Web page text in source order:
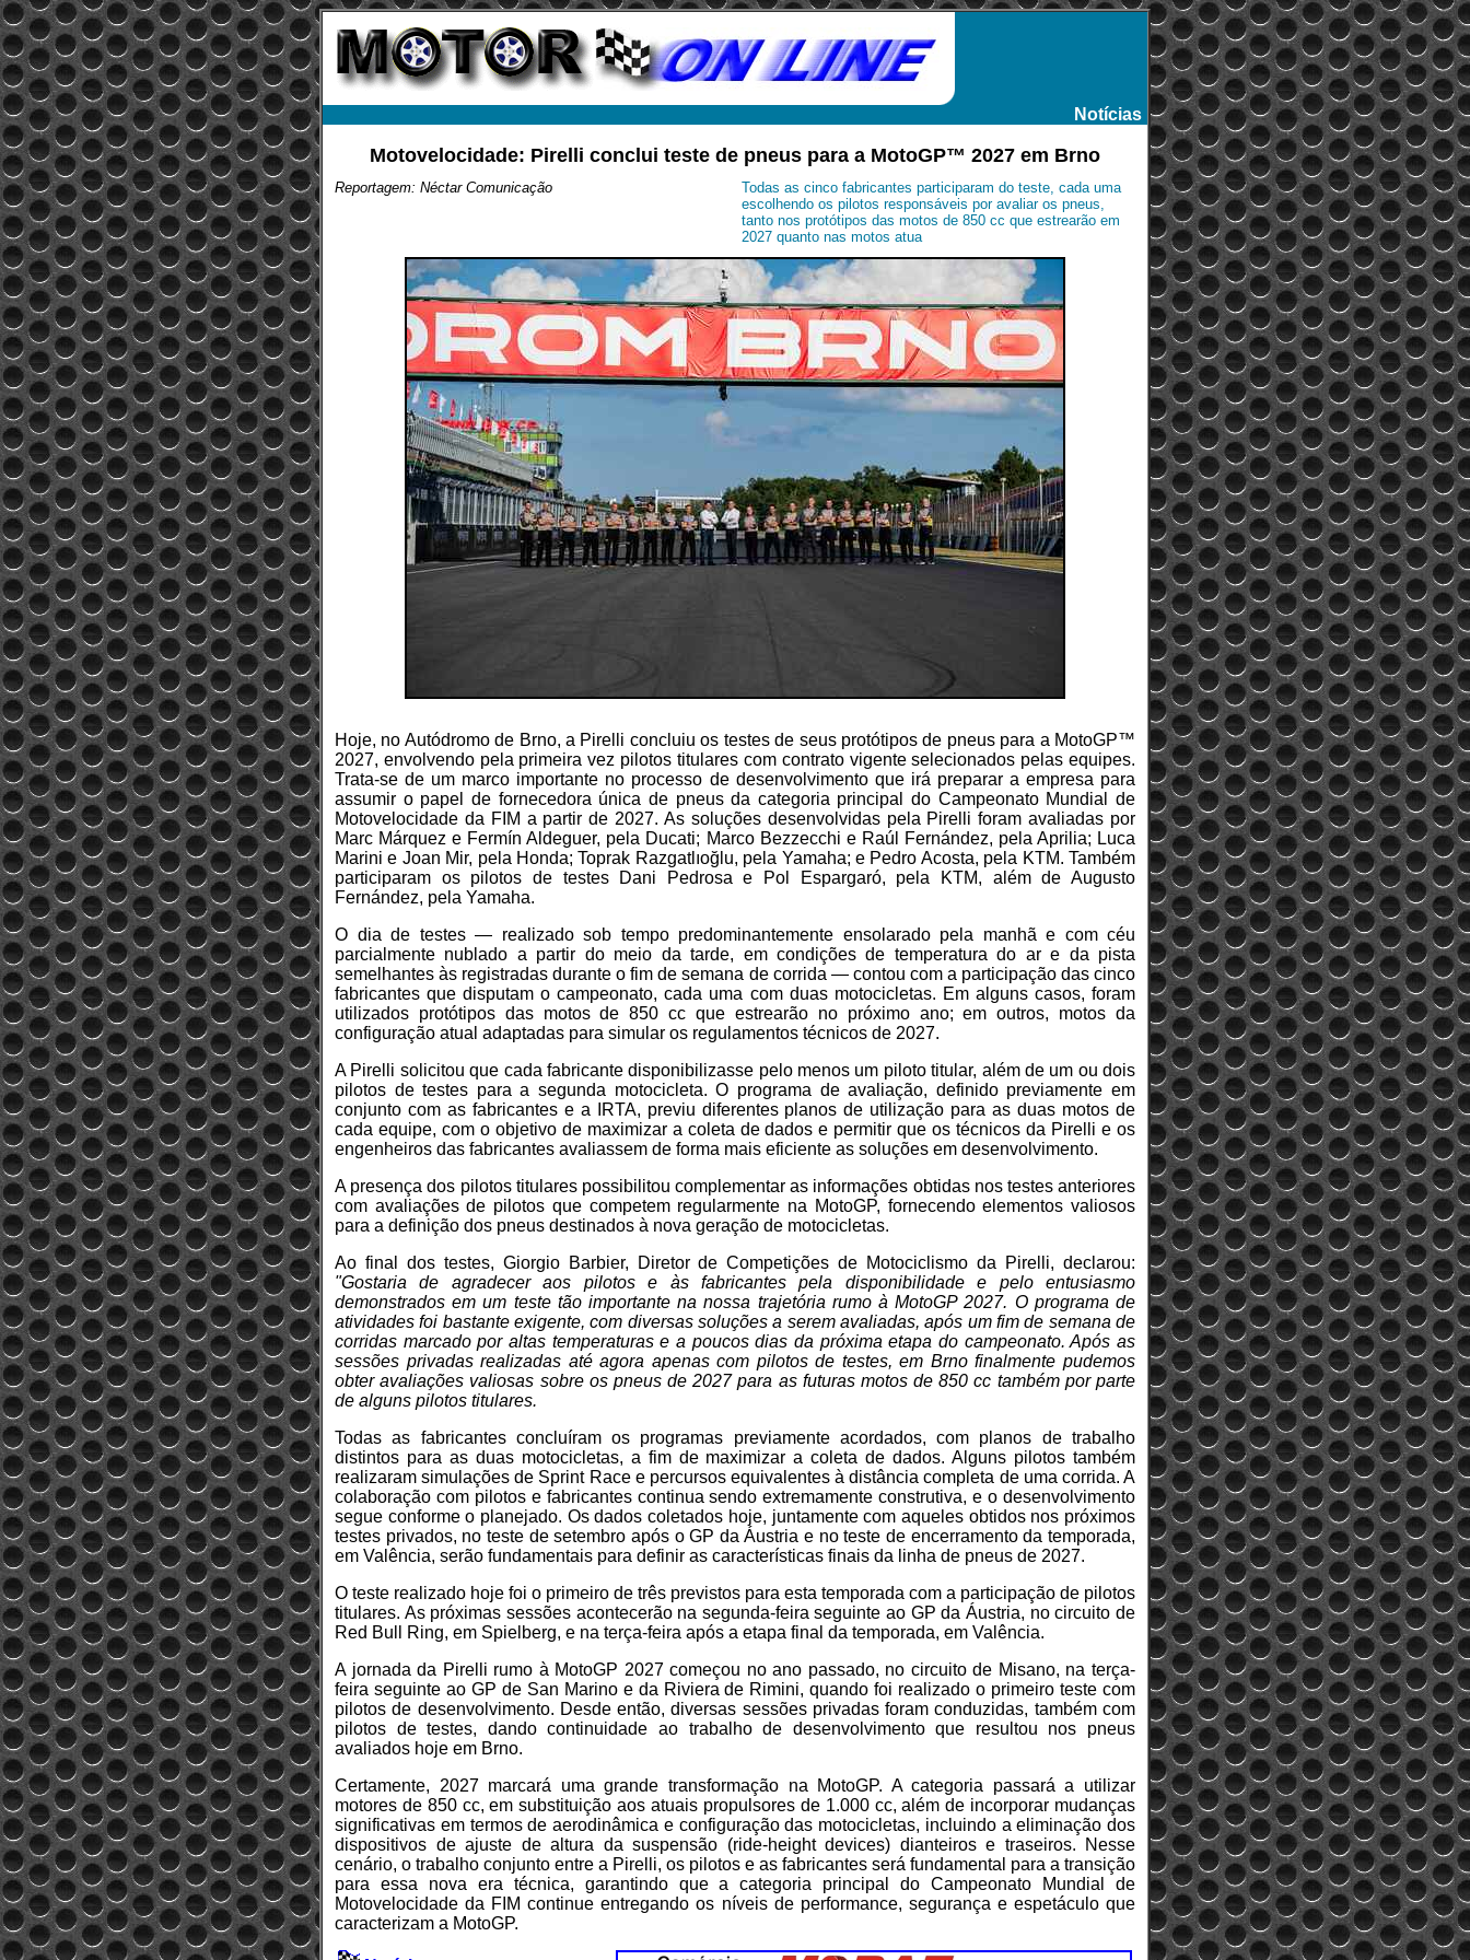
Notícias
Motovelocidade: Pirelli conclui teste de pneus para a MotoGP™ 2027 em Brno
Reportagem: Néctar Comunicação
Todas as cinco fabricantes participaram do teste, cada uma
escolhendo os pilotos responsáveis por avaliar os pneus,
tanto nos protótipos das motos de 850 cc que estrearão em
2027 quanto nas motos atua
Hoje, no Autódromo de Brno, a Pirelli concluiu os testes de seus protótipos de pneus para a MotoGP™
2027, envolvendo pela primeira vez pilotos titulares com contrato vigente selecionados pelas equipes.
Trata-se de um marco importante no processo de desenvolvimento que irá preparar a empresa para
assumir o papel de fornecedora única de pneus da categoria principal do Campeonato Mundial de
Motovelocidade da FIM a partir de 2027. As soluções desenvolvidas pela Pirelli foram avaliadas por
Marc Márquez e Fermín Aldeguer, pela Ducati; Marco Bezzecchi e Raúl Fernández, pela Aprilia; Luca
Marini e Joan Mir, pela Honda; Toprak Razgatlıoğlu, pela Yamaha; e Pedro Acosta, pela KTM. Também
participaram os pilotos de testes Dani Pedrosa e Pol Espargaró, pela KTM, além de Augusto
Fernández, pela Yamaha.
O dia de testes — realizado sob tempo predominantemente ensolarado pela manhã e com céu
parcialmente nublado a partir do meio da tarde, em condições de temperatura do ar e da pista
semelhantes às registradas durante o fim de semana de corrida — contou com a participação das cinco
fabricantes que disputam o campeonato, cada uma com duas motocicletas. Em alguns casos, foram
utilizados protótipos das motos de 850 cc que estrearão no próximo ano; em outros, motos da
configuração atual adaptadas para simular os regulamentos técnicos de 2027.
A Pirelli solicitou que cada fabricante disponibilizasse pelo menos um piloto titular, além de um ou dois
pilotos de testes para a segunda motocicleta. O programa de avaliação, definido previamente em
conjunto com as fabricantes e a IRTA, previu diferentes planos de utilização para as duas motos de
cada equipe, com o objetivo de maximizar a coleta de dados e permitir que os técnicos da Pirelli e os
engenheiros das fabricantes avaliassem de forma mais eficiente as soluções em desenvolvimento.
A presença dos pilotos titulares possibilitou complementar as informações obtidas nos testes anteriores
com avaliações de pilotos que competem regularmente na MotoGP, fornecendo elementos valiosos
para a definição dos pneus destinados à nova geração de motocicletas.
Ao final dos testes, Giorgio Barbier, Diretor de Competições de Motociclismo da Pirelli, declarou:
"Gostaria de agradecer aos pilotos e às fabricantes pela disponibilidade e pelo entusiasmo
demonstrados em um teste tão importante na nossa trajetória rumo à MotoGP 2027. O programa de
atividades foi bastante exigente, com diversas soluções a serem avaliadas, após um fim de semana de
corridas marcado por altas temperaturas e a poucos dias da próxima etapa do campeonato. Após as
sessões privadas realizadas até agora apenas com pilotos de testes, em Brno finalmente pudemos
obter avaliações valiosas sobre os pneus de 2027 para as futuras motos de 850 cc também por parte
de alguns pilotos titulares.
Todas as fabricantes concluíram os programas previamente acordados, com planos de trabalho
distintos para as duas motocicletas, a fim de maximizar a coleta de dados. Alguns pilotos também
realizaram simulações de Sprint Race e percursos equivalentes à distância completa de uma corrida. A
colaboração com pilotos e fabricantes continua sendo extremamente construtiva, e o desenvolvimento
segue conforme o planejado. Os dados coletados hoje, juntamente com aqueles obtidos nos próximos
testes privados, no teste de setembro após o GP da Áustria e no teste de encerramento da temporada,
em Valência, serão fundamentais para definir as características finais da linha de pneus de 2027.
O teste realizado hoje foi o primeiro de três previstos para esta temporada com a participação de pilotos
titulares. As próximas sessões acontecerão na segunda-feira seguinte ao GP da Áustria, no circuito de
Red Bull Ring, em Spielberg, e na terça-feira após a etapa final da temporada, em Valência.
A jornada da Pirelli rumo à MotoGP 2027 começou no ano passado, no circuito de Misano, na terça-
feira seguinte ao GP de San Marino e da Riviera de Rimini, quando foi realizado o primeiro teste com
pilotos de desenvolvimento. Desde então, diversas sessões privadas foram conduzidas, também com
pilotos de testes, dando continuidade ao trabalho de desenvolvimento que resultou nos pneus
avaliados hoje em Brno.
Certamente, 2027 marcará uma grande transformação na MotoGP. A categoria passará a utilizar
motores de 850 cc, em substituição aos atuais propulsores de 1.000 cc, além de incorporar mudanças
significativas em termos de aerodinâmica e configuração das motocicletas, incluindo a eliminação dos
dispositivos de ajuste de altura da suspensão (ride-height devices) dianteiros e traseiros. Nesse
cenário, o trabalho conjunto entre a Pirelli, os pilotos e as fabricantes será fundamental para a transição
para essa nova era técnica, garantindo que a categoria principal do Campeonato Mundial de
Motovelocidade da FIM continue entregando os níveis de performance, segurança e espetáculo que
caracterizam a MotoGP.